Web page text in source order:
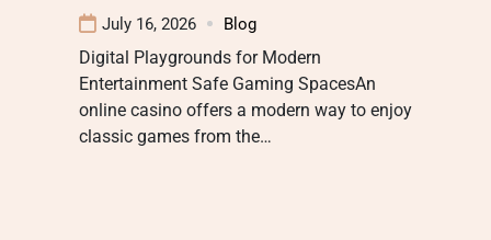
July 16, 2026 Blog
Digital Playgrounds for Modern
Entertainment Safe Gaming SpacesAn
online casino offers a modern way to enjoy
classic games from the…